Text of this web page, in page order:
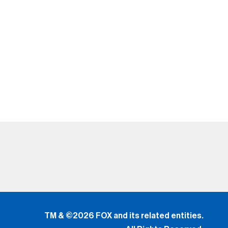
TM & ©2026 FOX and its related entities.